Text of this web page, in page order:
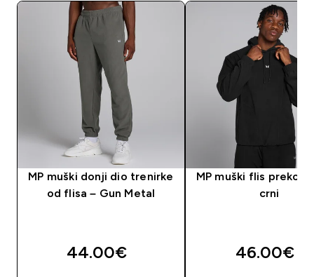
MP muški donji dio trenirke
od flisa – Gun Metal
44.00€‎
MP muški flis preko
crni
46.00€‎